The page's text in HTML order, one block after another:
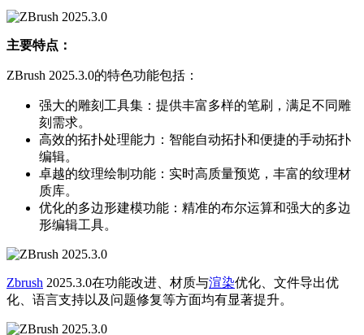
主要特点：
ZBrush 2025.3.0的特色功能包括：
强大的雕刻工具集：提供丰富多样的笔刷，满足不同雕
刻需求。
高效的拓扑处理能力：智能自动拓扑和便捷的手动拓扑
编辑。
卓越的纹理绘制功能：实时高质量预览，丰富的纹理材
质库。
优化的多边形建模功能：精准的布尔运算和强大的多边
形编辑工具。
Zbrush 2025.3.0在功能改进、材质与渲染优化、文件导出优
化、语言支持以及问题修复等方面均有显著提升。